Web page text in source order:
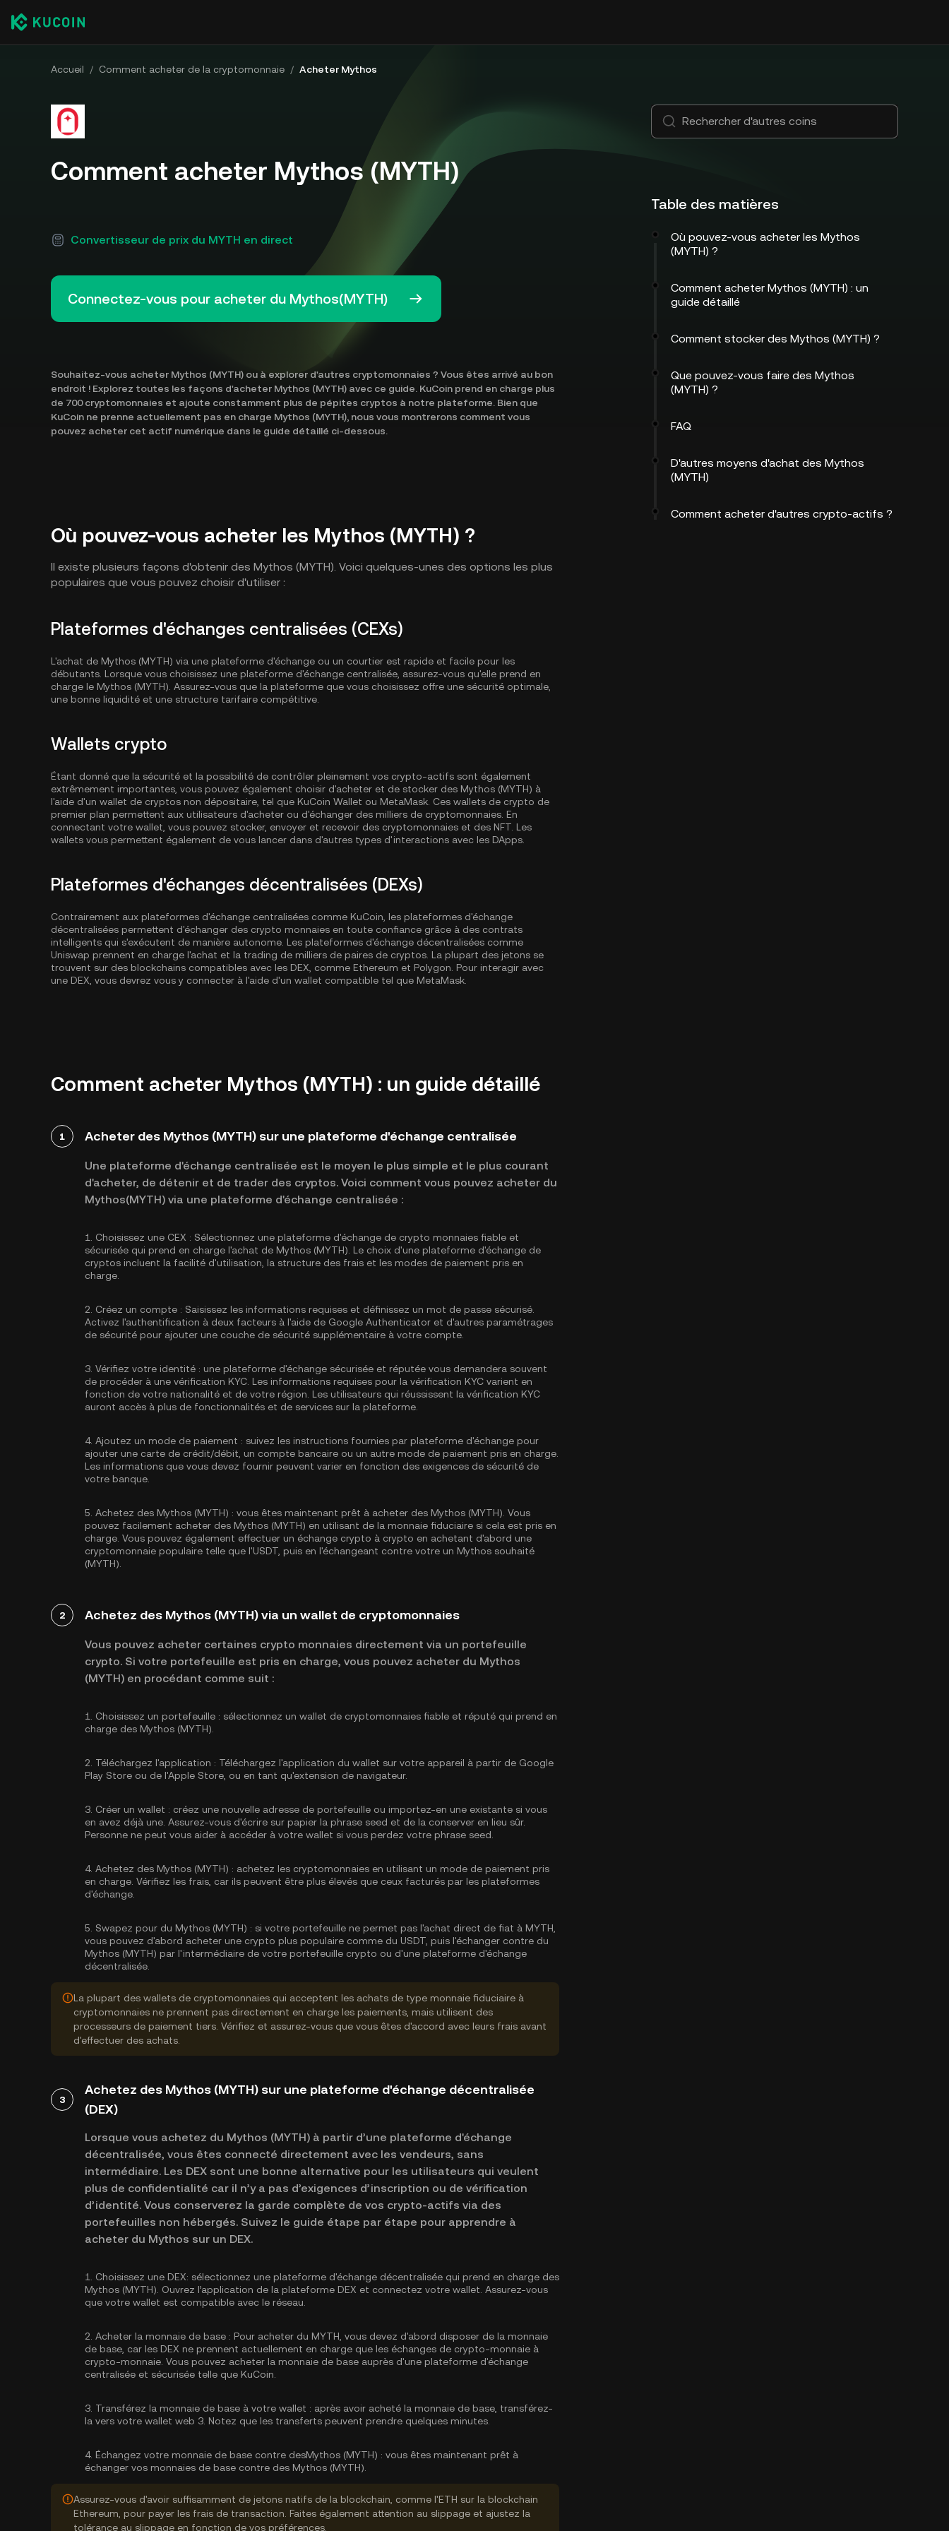
Accueil / Comment acheter de la cryptomonnaie / Acheter Mythos
Comment acheter Mythos (MYTH)
Convertisseur de prix du MYTH en direct
Connectez-vous pour acheter du Mythos(MYTH)
Souhaitez-vous acheter Mythos (MYTH) ou à explorer d'autres cryptomonnaies ? Vous êtes arrivé au bon
endroit ! Explorez toutes les façons d'acheter Mythos (MYTH) avec ce guide. KuCoin prend en charge plus
de 700 cryptomonnaies et ajoute constamment plus de pépites cryptos à notre plateforme. Bien que
KuCoin ne prenne actuellement pas en charge Mythos (MYTH), nous vous montrerons comment vous
pouvez acheter cet actif numérique dans le guide détaillé ci-dessous.
Où pouvez-vous acheter les Mythos (MYTH) ?
Il existe plusieurs façons d'obtenir des Mythos (MYTH). Voici quelques-unes des options les plus
populaires que vous pouvez choisir d'utiliser :
Plateformes d'échanges centralisées (CEXs)
L'achat de Mythos (MYTH) via une plateforme d'échange ou un courtier est rapide et facile pour les
débutants. Lorsque vous choisissez une plateforme d'échange centralisée, assurez-vous qu'elle prend en
charge le Mythos (MYTH). Assurez-vous que la plateforme que vous choisissez offre une sécurité optimale,
une bonne liquidité et une structure tarifaire compétitive.
Wallets crypto
Étant donné que la sécurité et la possibilité de contrôler pleinement vos crypto-actifs sont également
extrêmement importantes, vous pouvez également choisir d'acheter et de stocker des Mythos (MYTH) à
l'aide d'un wallet de cryptos non dépositaire, tel que KuCoin Wallet ou MetaMask. Ces wallets de crypto de
premier plan permettent aux utilisateurs d'acheter ou d'échanger des milliers de cryptomonnaies. En
connectant votre wallet, vous pouvez stocker, envoyer et recevoir des cryptomonnaies et des NFT. Les
wallets vous permettent également de vous lancer dans d'autres types d'interactions avec les DApps.
Plateformes d'échanges décentralisées (DEXs)
Contrairement aux plateformes d'échange centralisées comme KuCoin, les plateformes d'échange
décentralisées permettent d'échanger des crypto monnaies en toute confiance grâce à des contrats
intelligents qui s'exécutent de manière autonome. Les plateformes d'échange décentralisées comme
Uniswap prennent en charge l'achat et la trading de milliers de paires de cryptos. La plupart des jetons se
trouvent sur des blockchains compatibles avec les DEX, comme Ethereum et Polygon . Pour interagir avec
une DEX, vous devrez vous y connecter à l'aide d'un wallet compatible tel que MetaMask.
Comment acheter Mythos (MYTH) : un guide détaillé
1 Acheter des Mythos (MYTH) sur une plateforme d'échange centralisée
Une plateforme d'échange centralisée est le moyen le plus simple et le plus courant
d'acheter, de détenir et de trader des cryptos. Voici comment vous pouvez acheter du
Mythos(MYTH) via une plateforme d'échange centralisée :
1. Choisissez une CEX : Sélectionnez une plateforme d'échange de crypto monnaies fiable et
sécurisée qui prend en charge l'achat de Mythos (MYTH). Le choix d'une plateforme d'échange de
cryptos incluent la facilité d'utilisation, la structure des frais et les modes de paiement pris en
charge.
2. Créez un compte : Saisissez les informations requises et définissez un mot de passe sécurisé.
Activez l'authentification à deux facteurs à l'aide de Google Authenticator et d'autres paramétrages
de sécurité pour ajouter une couche de sécurité supplémentaire à votre compte.
3. Vérifiez votre identité : une plateforme d'échange sécurisée et réputée vous demandera souvent
de procéder à une vérification KYC. Les informations requises pour la vérification KYC varient en
fonction de votre nationalité et de votre région. Les utilisateurs qui réussissent la vérification KYC
auront accès à plus de fonctionnalités et de services sur la plateforme.
4. Ajoutez un mode de paiement : suivez les instructions fournies par plateforme d'échange pour
ajouter une carte de crédit/débit, un compte bancaire ou un autre mode de paiement pris en charge.
Les informations que vous devez fournir peuvent varier en fonction des exigences de sécurité de
votre banque.
5. Achetez des Mythos (MYTH) : vous êtes maintenant prêt à acheter des Mythos (MYTH). Vous
pouvez facilement acheter des Mythos (MYTH) en utilisant de la monnaie fiduciaire si cela est pris en
charge. Vous pouvez également effectuer un échange crypto à crypto en achetant d'abord une
cryptomonnaie populaire telle que l'USDT , puis en l'échangeant contre votre un Mythos souhaité
(MYTH).
2 Achetez des Mythos (MYTH) via un wallet de cryptomonnaies
Vous pouvez acheter certaines crypto monnaies directement via un portefeuille
crypto. Si votre portefeuille est pris en charge, vous pouvez acheter du Mythos
(MYTH) en procédant comme suit :
1. Choisissez un portefeuille : sélectionnez un wallet de cryptomonnaies fiable et réputé qui prend en
charge des Mythos (MYTH).
2. Téléchargez l'application : Téléchargez l'application du wallet sur votre appareil à partir de Google
Play Store ou de l'Apple Store, ou en tant qu'extension de navigateur.
3. Créer un wallet : créez une nouvelle adresse de portefeuille ou importez-en une existante si vous
en avez déjà une. Assurez-vous d'écrire sur papier la phrase seed et de la conserver en lieu sûr.
Personne ne peut vous aider à accéder à votre wallet si vous perdez votre phrase seed.
4. Achetez des Mythos (MYTH) : achetez les cryptomonnaies en utilisant un mode de paiement pris
en charge. Vérifiez les frais, car ils peuvent être plus élevés que ceux facturés par les plateformes
d'échange.
5. Swapez pour du Mythos (MYTH) : si votre portefeuille ne permet pas l'achat direct de fiat à MYTH,
vous pouvez d'abord acheter une crypto plus populaire comme du USDT, puis l'échanger contre du
Mythos (MYTH) par l'intermédiaire de votre portefeuille crypto ou d'une plateforme d'échange
décentralisée.
La plupart des wallets de cryptomonnaies qui acceptent les achats de type monnaie fiduciaire à
cryptomonnaies ne prennent pas directement en charge les paiements, mais utilisent des
processeurs de paiement tiers. Vérifiez et assurez-vous que vous êtes d'accord avec leurs frais avant
d'effectuer des achats.
3
Achetez des Mythos (MYTH) sur une plateforme d'échange décentralisée
(DEX)
Lorsque vous achetez du Mythos (MYTH) à partir d’une plateforme d'échange
décentralisée, vous êtes connecté directement avec les vendeurs, sans
intermédiaire. Les DEX sont une bonne alternative pour les utilisateurs qui veulent
plus de confidentialité car il n’y a pas d’exigences d’inscription ou de vérification
d’identité. Vous conserverez la garde complète de vos crypto-actifs via des
portefeuilles non hébergés. Suivez le guide étape par étape pour apprendre à
acheter du Mythos sur un DEX.
1. Choisissez une DEX: sélectionnez une plateforme d'échange décentralisée qui prend en charge des
Mythos (MYTH). Ouvrez l’application de la plateforme DEX et connectez votre wallet. Assurez-vous
que votre wallet est compatible avec le réseau.
2. Acheter la monnaie de base : Pour acheter du MYTH, vous devez d'abord disposer de la monnaie
de base, car les DEX ne prennent actuellement en charge que les échanges de crypto-monnaie à
crypto-monnaie. Vous pouvez acheter la monnaie de base auprès d'une plateforme d'échange
centralisée et sécurisée telle que KuCoin.
3. Transférez la monnaie de base à votre wallet : après avoir acheté la monnaie de base, transférez-
la vers votre wallet web 3. Notez que les transferts peuvent prendre quelques minutes.
4. Échangez votre monnaie de base contre desMythos (MYTH) : vous êtes maintenant prêt à
échanger vos monnaies de base contre des Mythos (MYTH).
Assurez-vous d'avoir suffisamment de jetons natifs de la blockchain, comme l'ETH sur la blockchain
Ethereum, pour payer les frais de transaction. Faites également attention au slippage et ajustez la
tolérance au slippage en fonction de vos préférences.
Table des matières
Où pouvez-vous acheter les Mythos
(MYTH) ?
Comment acheter Mythos (MYTH) : un
guide détaillé
Comment stocker des Mythos (MYTH) ?
Que pouvez-vous faire des Mythos
(MYTH) ?
FAQ
D'autres moyens d'achat des Mythos
(MYTH)
Comment acheter d'autres crypto-actifs ?